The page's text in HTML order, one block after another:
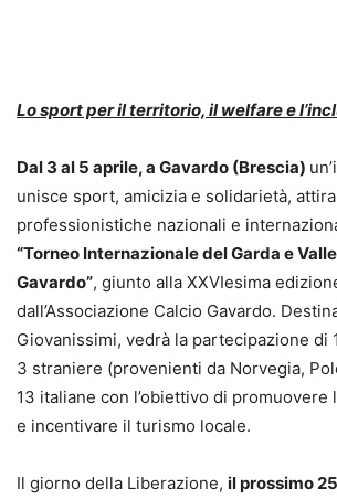
Lo sport per il territorio, il welfare e
Dal 3 al 5 aprile, a Gavardo (Brescia)
unisce sport, amicizia e solidarietà,
professionistiche nazionali e
“Torneo Internazionale del Garda e
Gavardo”, giunto alla XXVIesima
dall’Associazione Calcio Gavardo.
Giovanissimi, vedrà la partecipazione di
3 straniere (provenienti da Norvegia,
13 italiane con l’obiettivo di
e incentivare il turismo locale.
Il giorno della Liberazione, il prossimo